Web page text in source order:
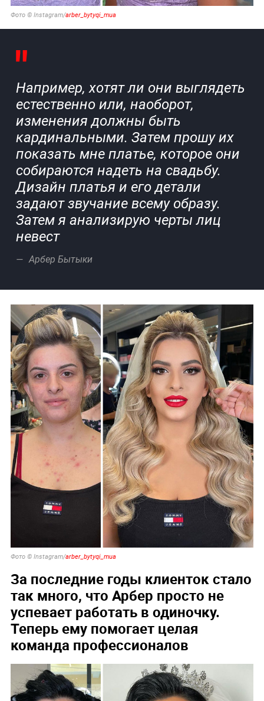
Фото © Instagram/arber_bytyqi_mua
Например, хотят ли они выглядеть
естественно или, наоборот,
изменения должны быть
кардинальными. Затем прошу их
показать мне платье, которое они
собираются надеть на свадьбу.
Дизайн платья и его детали
задают звучание всему образу.
Затем я анализирую черты лиц
невест
Арбер Бытыки
Фото © Instagram/arber_bytyqi_mua
За последние годы клиенток стало
так много, что Арбер просто не
успевает работать в одиночку.
Теперь ему помогает целая
команда профессионалов